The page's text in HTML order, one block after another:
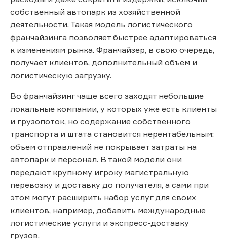
собственный автопарк из хозяйственной
деятельности. Такая модель логистического
франчайзинга позволяет быстрее адаптироваться
к изменениям рынка. Франчайзер, в свою очередь,
получает клиентов, дополнительный объем и
логистическую загрузку.
Во франчайзинг чаще всего заходят небольшие
локальные компании, у которых уже есть клиенты
и грузопоток, но содержание собственного
транспорта и штата становится нерентабельным:
объем отправлений не покрывает затраты на
автопарк и персонал. В такой модели они
передают крупному игроку магистральную
перевозку и доставку до получателя, а сами при
этом могут расширить набор услуг для своих
клиентов, например, добавить международные
логистические услуги и экспресс-доставку
грузов.